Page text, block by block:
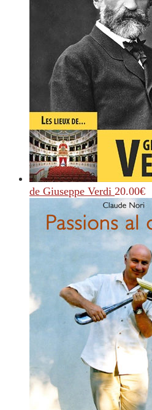
de Giuseppe Verdi 20.00€